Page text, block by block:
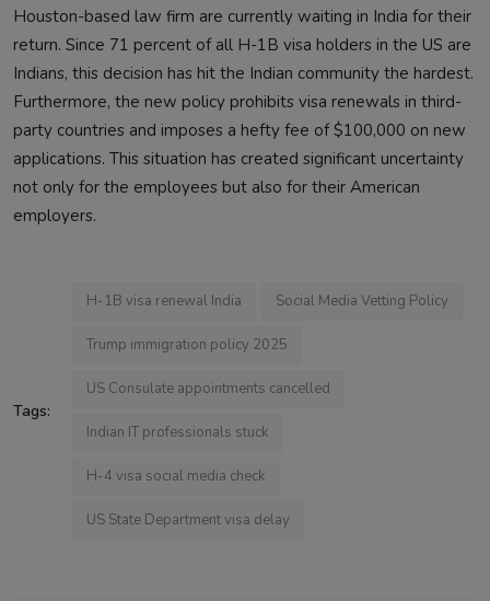
Houston-based law firm are currently waiting in India for their
return. Since 71 percent of all H-1B visa holders in the US are
Indians, this decision has hit the Indian community the hardest.
Furthermore, the new policy prohibits visa renewals in third-
party countries and imposes a hefty fee of $100,000 on new
applications. This situation has created significant uncertainty
not only for the employees but also for their American
employers.
Tags:
H-1B visa renewal India Social Media Vetting Policy
Trump immigration policy 2025
US Consulate appointments cancelled
Indian IT professionals stuck
H-4 visa social media check
US State Department visa delay